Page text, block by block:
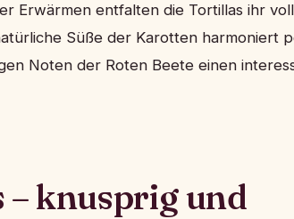
Erwärmen entfalten die Tortillas ihr
Süße der Karotten harmoniert
Noten der Roten Beete einen
– knusprig und